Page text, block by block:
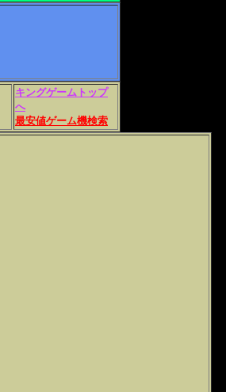
キングゲームトップ
へ
最安値ゲーム機検索